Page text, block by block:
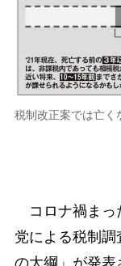
税制改正案では亡く
コロナ禍まっ
党による税制